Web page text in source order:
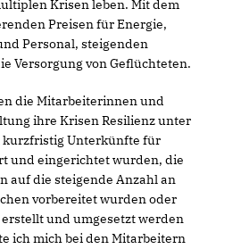
Krisen leben. Mit dem
Preisen für Energie,
Personal, steigenden
Versorgung von Geflüchteten.
die Mitarbeiterinnen und
ihre Krisen Resilienz unter
kurzfristig Unterkünfte für
und eingerichtet wurden, die
auf die steigende Anzahl an
vorbereitet wurden oder
und umgesetzt werden
ich mich bei den Mitarbeitern